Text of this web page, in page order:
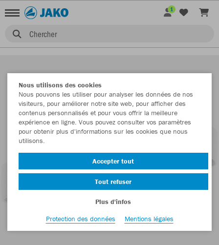
Chercher
1
Nous utilisons des cookies
Nous pouvons les utiliser pour analyser les données de nos
visiteurs, pour améliorer notre site web, pour afficher des
contenus personnalisés et pour vous offrir la meilleure
expérience en ligne. Vous pouvez consulter vos paramètres
pour obtenir plus d'informations sur les cookies que nous
utilisons.
Accepter tout
Tout refuser
Plus d'infos
Protection des données
Mentions légales